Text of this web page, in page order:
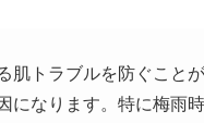
肌トラブルを防ぐこと
になります。特に梅雨